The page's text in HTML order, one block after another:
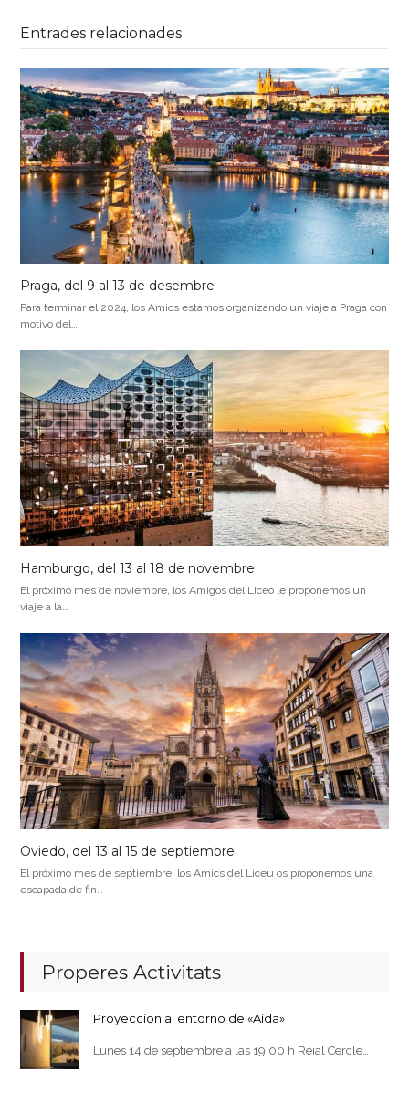
Entrades relacionades
Praga, del 9 al 13 de desembre
Para terminar el 2024, los Amics estamos organizando un viaje a Praga con
motivo del…
Hamburgo, del 13 al 18 de novembre
El próximo mes de noviembre, los Amigos del Liceo le proponemos un
viaje a la…
Oviedo, del 13 al 15 de septiembre
El próximo mes de septiembre, los Amics del Liceu os proponemos una
escapada de fin…
Properes Activitats
Proyeccion al entorno de «Aida»
Lunes 14 de septiembre a las 19:00 h Reial Cercle…